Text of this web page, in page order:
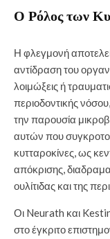
Ο Ρόλος των
Η φλεγμονή
αντίδραση του
λοιμώξεις ή
περιοδοντικής
την παρουσία
αυτών που
κυτταροκίνες, ως
απόκρισης,
ουλίτιδας και της
Οι Neurath και
στο έγκριτο